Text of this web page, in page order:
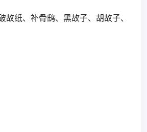
故纸、补骨鸱、黑故子、胡故子、